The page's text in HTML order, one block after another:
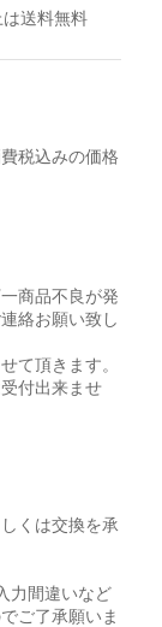
は送料無料
税込みの価格
商品不良が発
絡お願い致し
て頂きます。
付出来ませ
くは交換を承
力間違いなど
ご了承願いま